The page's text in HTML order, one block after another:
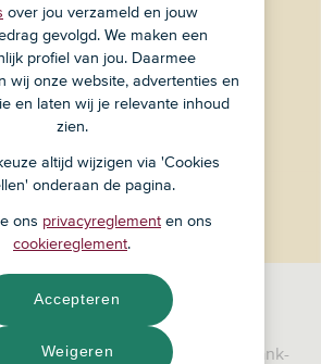
nu ASN Bank
jou, je producten en je RegioBank-
over jou verzameld en jouw
gevolgd. We maken een
profiel van jou. Daarmee
wij onze website, advertenties en
en laten wij je relevante inhoud
zien.
altijd wijzigen via 'Cookies
onderaan de pagina.
ons privacyreglement en ons
cookiereglement.
Weigeren
Accepteren